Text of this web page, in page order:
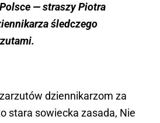
— straszy Piotra
śledczego
dziennikarzom za
stara sowiecka zasada, Nie